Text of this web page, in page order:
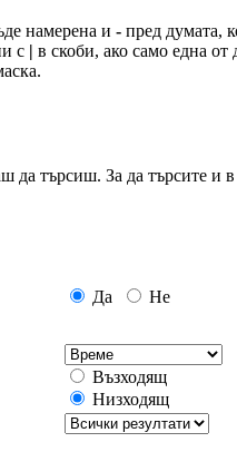
намерена и - пред думата,
с | в скоби, ако само една от
търсиш. За да търсите и
Да Не
Възходящ
Низходящ